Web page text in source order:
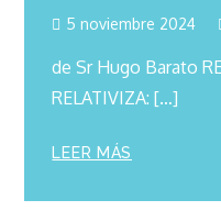
5 noviembre 2024
de Sr Hugo Barato
RELATIVIZA: […]
LEER MÁS